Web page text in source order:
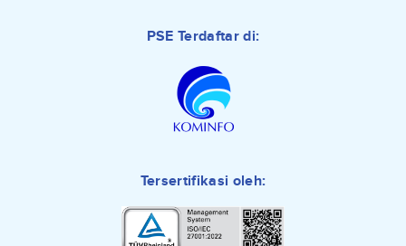
PSE Terdaftar di:
Tersertifikasi oleh: